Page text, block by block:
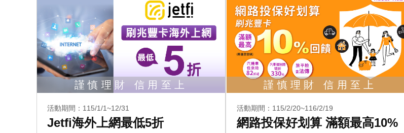
活動期間：115/1/1~12/31
Jetfi海外上網最低5折
活動期間：115/2/20~116/2/19
網路投保好划算 滿額最高10%